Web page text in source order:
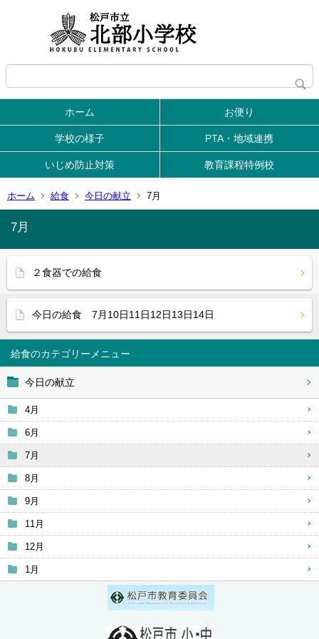
ホーム お便り
学校の様子 PTA・地域連携
いじめ防止対策 教育課程特例校
ホーム 給食 今日の献立 7月
給食
今日の献立
4月
6月
7月
8月
9月
11月
12月
1月
7月
２食器での給食
今日の給食 7月10日11日12日13日14日